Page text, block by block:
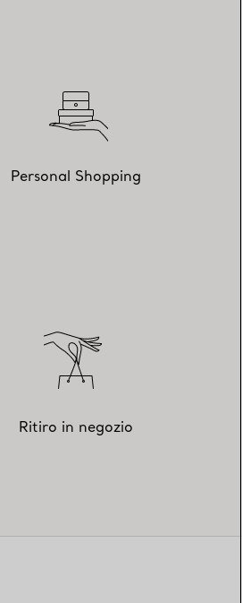
Personal Shopping
Ritiro in negozio